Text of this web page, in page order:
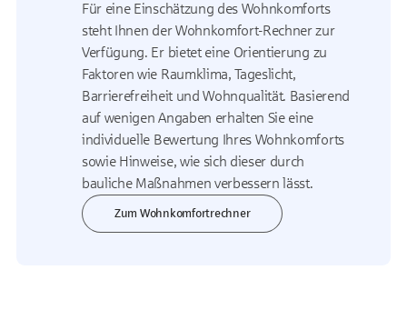
Für eine Einschätzung des Wohnkomforts
steht Ihnen der Wohnkomfort-Rechner zur
Verfügung. Er bietet eine Orientierung zu
Faktoren wie Raumklima, Tageslicht,
Barrierefreiheit und Wohnqualität. Basierend
auf wenigen Angaben erhalten Sie eine
individuelle Bewertung Ihres Wohnkomforts
sowie Hinweise, wie sich dieser durch
bauliche Maßnahmen verbessern lässt.
Zum Wohnkomfortrechner